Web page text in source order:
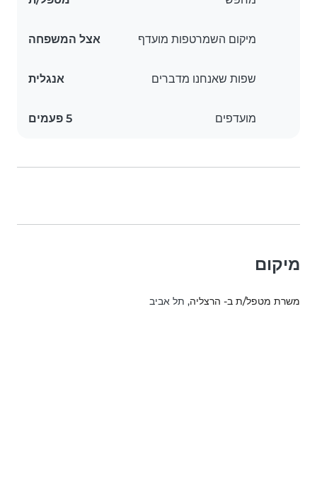
מיקום השמרטפות מועדף אצל המשפחה
שפות שאנחנו מדברים אנגלית
מועדפים 5 פעמים
מיקום
משרת מטפל/ת ב- הרצליה, תל אביב